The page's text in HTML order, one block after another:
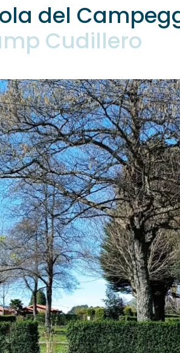
del
Cudillero